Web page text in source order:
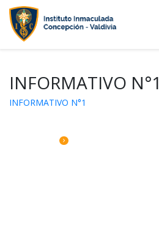
INFORMATIVO N°1
INFORMATIVO N°1